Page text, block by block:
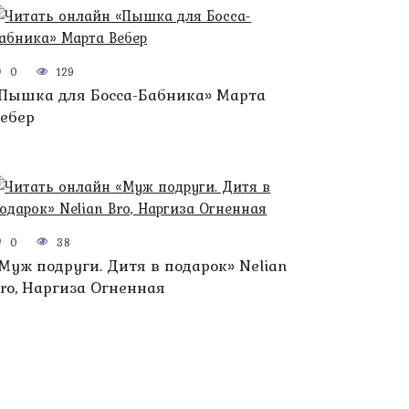
0 129
для Босса-Бабника» Марта
0 38
подруги. Дитя в подарок» Nelian
Наргиза Огненная